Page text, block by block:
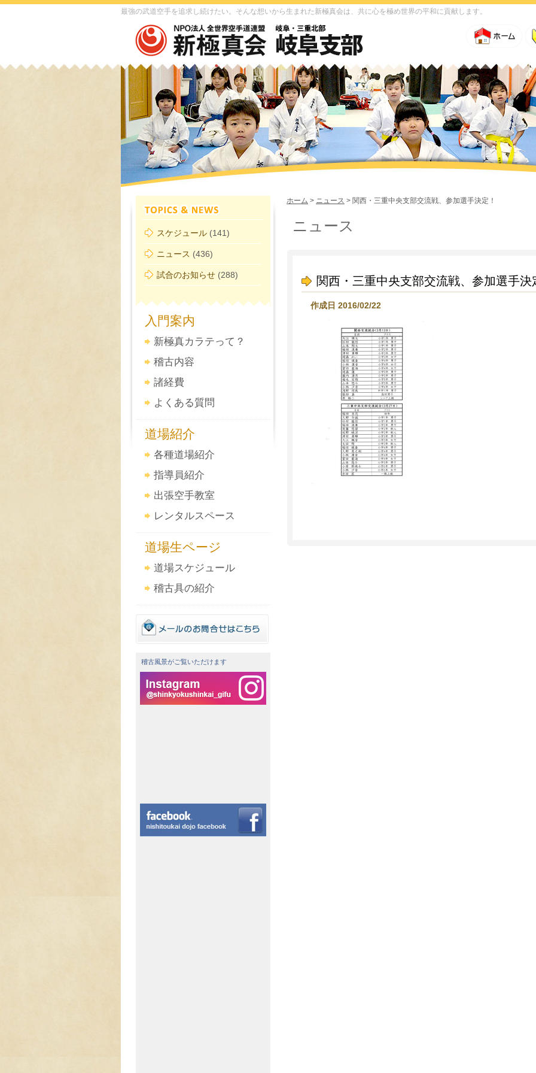
最強の武道空手を追求し続けたい。そんな想いから生まれた新極真会は、共に心を極め世界の平和に貢献します。
ホーム > ニュース > 関西・三重中央支部交流戦、参加選手決定！
ニュース
関西・三重中央支部交流戦、参加選手決
作成日 2016/02/22
スケジュール (141)
ニュース (436)
試合のお知らせ (288)
入門案内
新極真カラテって？
稽古内容
諸経費
よくある質問
道場紹介
各種道場紹介
指導員紹介
出張空手教室
レンタルスペース
道場生ページ
道場スケジュール
稽古具の紹介
稽古風景がご覧いただけます